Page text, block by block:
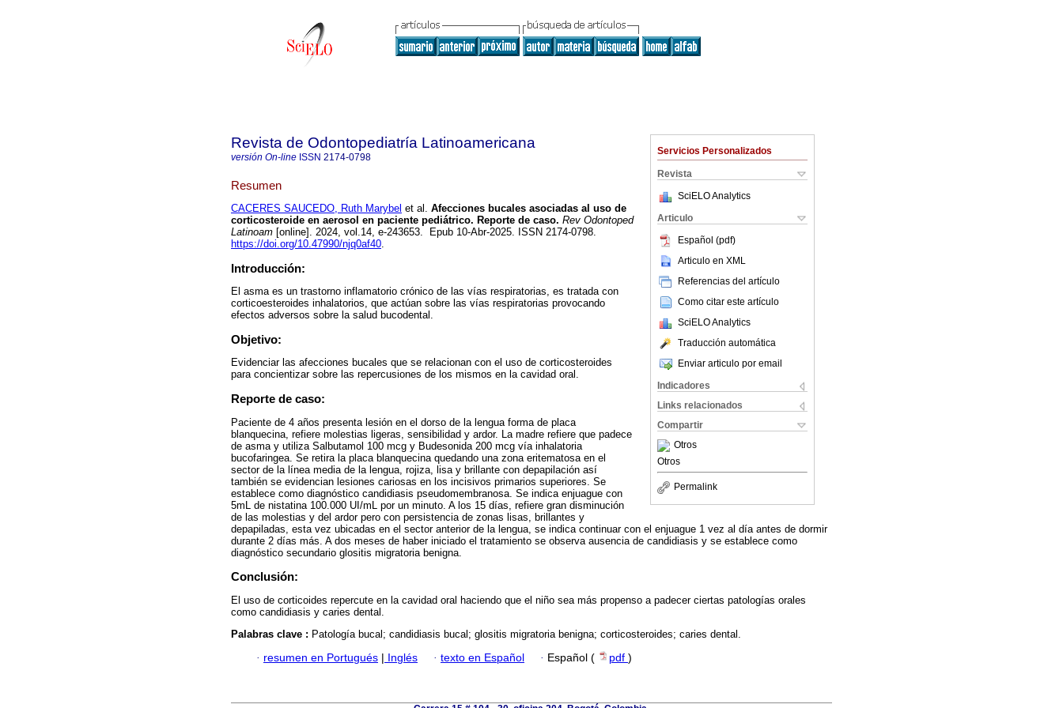
Servicios Personalizados
Revista
SciELO Analytics
Articulo
Español (pdf)
Articulo en XML
Referencias del artículo
Como citar este artículo
SciELO Analytics
Traducción automática
Enviar articulo por email
Indicadores
Links relacionados
Compartir
Otros
Otros
Permalink
Revista de Odontopediatría Latinoamericana
versión On-line ISSN 2174-0798
Resumen
CACERES SAUCEDO, Ruth Marybel et al. Afecciones bucales asociadas al uso de
corticosteroide en aerosol en paciente pediátrico. Reporte de caso. Rev Odontoped
Latinoam [online]. 2024, vol.14, e-243653. Epub 10-Abr-2025. ISSN 2174-0798.
https://doi.org/10.47990/njq0af40.
Introducción:
El asma es un trastorno inflamatorio crónico de las vías respiratorias, es tratada con
corticoesteroides inhalatorios, que actúan sobre las vías respiratorias provocando
efectos adversos sobre la salud bucodental.
Objetivo:
Evidenciar las afecciones bucales que se relacionan con el uso de corticosteroides
para concientizar sobre las repercusiones de los mismos en la cavidad oral.
Reporte de caso:
Paciente de 4 años presenta lesión en el dorso de la lengua forma de placa
blanquecina, refiere molestias ligeras, sensibilidad y ardor. La madre refiere que padece
de asma y utiliza Salbutamol 100 mcg y Budesonida 200 mcg vía inhalatoria
bucofaringea. Se retira la placa blanquecina quedando una zona eritematosa en el
sector de la línea media de la lengua, rojiza, lisa y brillante con depapilación así
también se evidencian lesiones cariosas en los incisivos primarios superiores. Se
establece como diagnóstico candidiasis pseudomembranosa. Se indica enjuague con
5mL de nistatina 100.000 UI/mL por un minuto. A los 15 días, refiere gran disminución
de las molestias y del ardor pero con persistencia de zonas lisas, brillantes y
depapiladas, esta vez ubicadas en el sector anterior de la lengua, se indica continuar con el enjuague 1 vez al día antes de dormir
durante 2 días más. A dos meses de haber iniciado el tratamiento se observa ausencia de candidiasis y se establece como
diagnóstico secundario glositis migratoria benigna.
Conclusión:
El uso de corticoides repercute en la cavidad oral haciendo que el niño sea más propenso a padecer ciertas patologías orales
como candidiasis y caries dental.
Palabras clave : Patología bucal; candidiasis bucal; glositis migratoria benigna; corticosteroides; caries dental.
· resumen en Portugués Inglés · texto en Español · Español ( pdf )